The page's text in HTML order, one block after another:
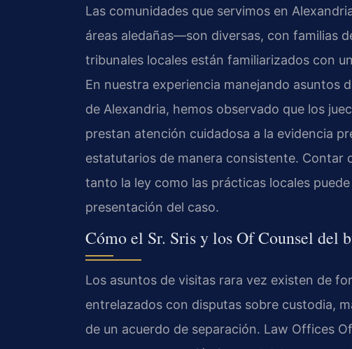
Las comunidades que servimos en
áreas aledañas—son diversas, con familias
tribunales locales están familiarizados con
En nuestra experiencia manejando asuntos
de Alexandria, hemos observado que los
prestan atención cuidadosa a la evidencia
estatutarios de manera consistente. Contar
tanto la ley como las prácticas locales
presentación del caso.
Cómo el Sr. Sris y los Of Counsel del
Los asuntos de visitas rara vez existen de
entrelazados con disputas sobre custodia,
de un acuerdo de separación. Law Offices